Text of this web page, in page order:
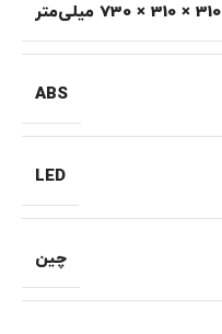
310 × 310 × 730 میلی‌متر
ABS
LED
چین